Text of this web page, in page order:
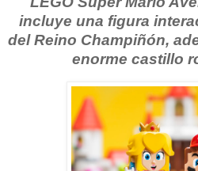
incluye una figura
del Reino Champiñón,
enorme castillo